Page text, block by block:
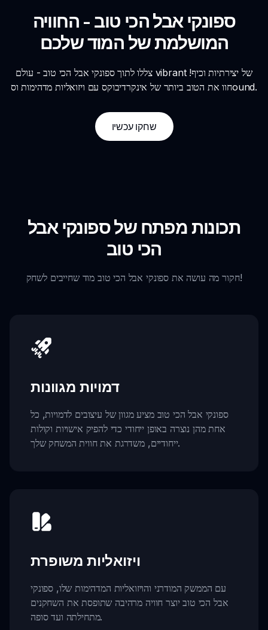
ספונקי אבל הכי טוב - החוויה
המושלמת של המוד שלכם
צללו לתוך ספונקי אבל הכי טוב - עולם vibrant של יצירתיות וכיף!
חוו את הטוב ביותר של אינקרדיבוקס עם ויזואליות מדהימות וסound.
שחקו עכשיו
תכונות מפתח של ספונקי אבל
הכי טוב
חקור מה עושה את ספונקי אבל הכי טוב מוד שחייבים לשחק!
דמויות מגוונות
ספונקי אבל הכי טוב מציע מגוון של עיצובים לדמויות, כל
אחת מהן נוצרה באופן ייחודי כדי להפיק אישויות וקולות
ייחודיים, משדרגת את חווית המשחק שלך.
ויזואליות משופרת
עם הממשק המודרני והויזואליות המדהימות שלו, ספונקי
אבל הכי טוב יוצר חוויה מרהיבה שתופסת את השחקנים
מתחילתה ועד סופה.